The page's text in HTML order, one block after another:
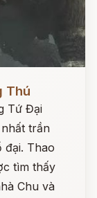
Thú
Tứ Đại
trần
đại. Thao
tìm thấy
Chu và